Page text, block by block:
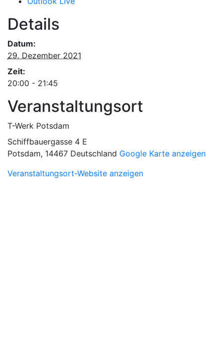
Details
Datum:
29. Dezember 2021
Zeit:
20:00 - 21:45
Veranstaltungsort
T-Werk Potsdam
Schiffbauergasse 4 E
Potsdam, 14467 Deutschland Google Karte anzeigen
Veranstaltungsort-Website anzeigen